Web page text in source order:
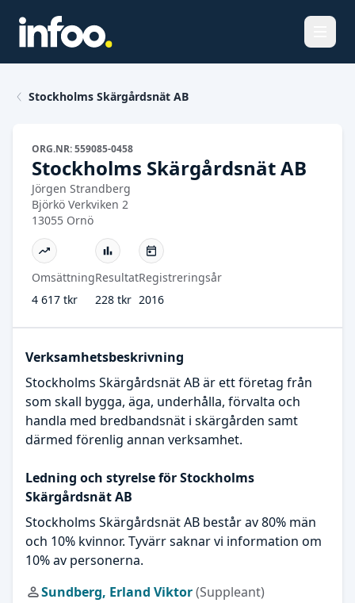
Stockholms Skärgårdsnät AB
ORG.NR: 559085-0458
Stockholms Skärgårdsnät AB
Jörgen Strandberg
Björkö Verkviken 2
13055 Ornö
Omsättning
4 617 tkr
Resultat
228 tkr
Registreringsår
2016
Verksamhetsbeskrivning
Stockholms Skärgårdsnät AB är ett företag från
som skall bygga, äga, underhålla, förvalta och
handla med bredbandsnät i skärgården samt
därmed förenlig annan verksamhet.
Ledning och styrelse för Stockholms
Skärgårdsnät AB
Stockholms Skärgårdsnät AB består av 80% män
och 10% kvinnor. Tyvärr saknar vi information om
10% av personerna.
Sundberg, Erland Viktor(Suppleant)